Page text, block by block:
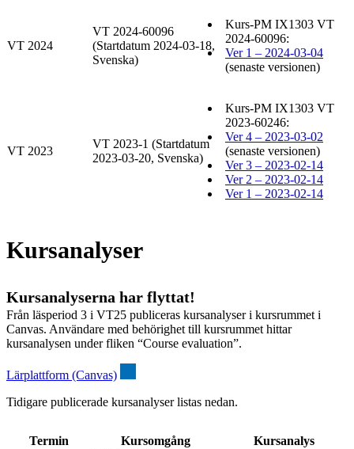
VT 2024
VT 2024-60096
(Startdatum 2024-03-18,
Svenska)
Kurs-PM IX1303 VT
2024-60096:
Ver 1 – 2024-03-04
(senaste versionen)
VT 2023
VT 2023-1 (Startdatum
2023-03-20, Svenska)
Kurs-PM IX1303 VT
2023-60246:
Ver 4 – 2023-03-02
(senaste versionen)
Ver 3 – 2023-02-14
Ver 2 – 2023-02-14
Ver 1 – 2023-02-14
Kursanalyser
Kursanalyserna har flyttat!
Från läsperiod 3 i VT25 publiceras kursanalyser i kursrummet i
Canvas. Användare med behörighet till kursrummet hittar
kursanalysen under fliken “Course evaluation”.
Lärplattform (Canvas)
Tidigare publicerade kursanalyser listas nedan.
Termin Kursomgång Kursanalys